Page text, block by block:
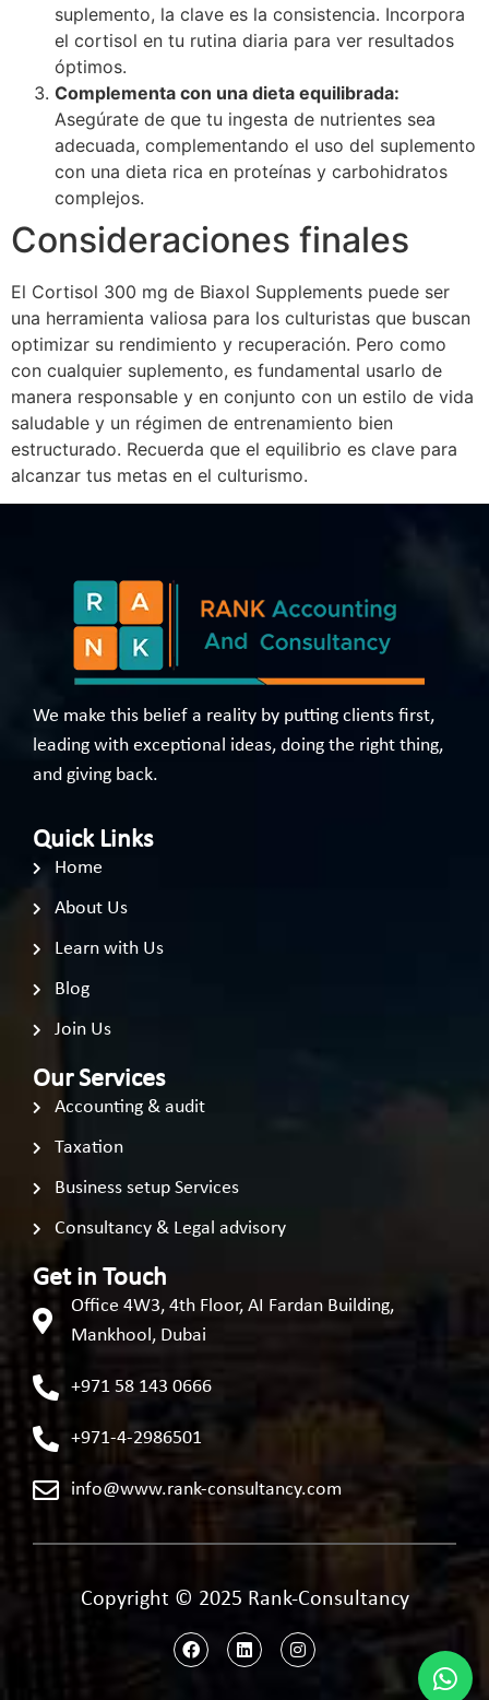
suplemento, la clave es la consistencia. Incorpora
el cortisol en tu rutina diaria para ver resultados
óptimos.
Complementa con una dieta equilibrada:
Asegúrate de que tu ingesta de nutrientes sea
adecuada, complementando el uso del suplemento
con una dieta rica en proteínas y carbohidratos
complejos.
Consideraciones finales
El Cortisol 300 mg de Biaxol Supplements puede ser
una herramienta valiosa para los culturistas que buscan
optimizar su rendimiento y recuperación. Pero como
con cualquier suplemento, es fundamental usarlo de
manera responsable y en conjunto con un estilo de vida
saludable y un régimen de entrenamiento bien
estructurado. Recuerda que el equilibrio es clave para
alcanzar tus metas en el culturismo.
We make this belief a reality by putting clients first,
leading with exceptional ideas, doing the right thing,
and giving back.
Quick Links
Home
About Us
Learn with Us
Blog
Join Us
Our Services
Accounting & audit
Taxation
Business setup Services
Consultancy & Legal advisory
Get in Touch
Office 4W3, 4th Floor, AI Fardan Building,
Mankhool, Dubai
+971 58 143 0666
+971-4-2986501
info@www.rank-consultancy.com
Copyright © 2025 Rank-Consultancy